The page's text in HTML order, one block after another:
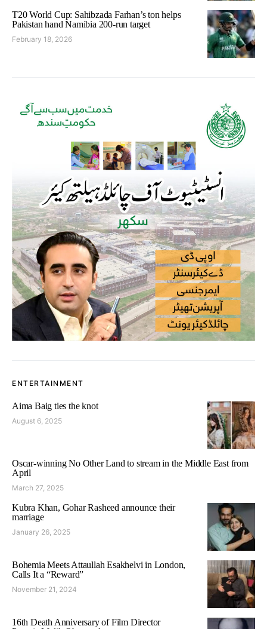
T20 World Cup: Sahibzada Farhan’s ton helps
Pakistan hand Namibia 200-run target
February 18, 2026
ENTERTAINMENT
Aima Baig ties the knot
August 6, 2025
Oscar-winning No Other Land to stream in the Middle East from
April
March 27, 2025
Kubra Khan, Gohar Rasheed announce their
marriage
January 26, 2025
Bohemia Meets Attaullah Esakhelvi in London,
Calls It a “Reward”
November 21, 2024
16th Death Anniversary of Film Director